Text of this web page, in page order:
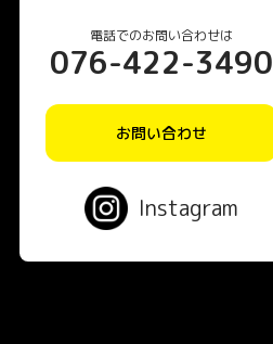
電話でのお問い合わせは
076-422-3490
お問い合わせ
Instagram